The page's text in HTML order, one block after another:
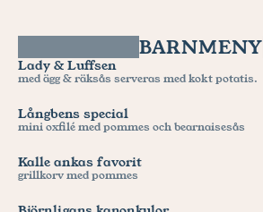
BARNMENY
Lady & Luffsen
med ägg & räksås serveras med kokt potatis.
Långbens special
mini oxfilé med pommes och bearnaisesås
Kalle ankas favorit
grillkorv med pommes